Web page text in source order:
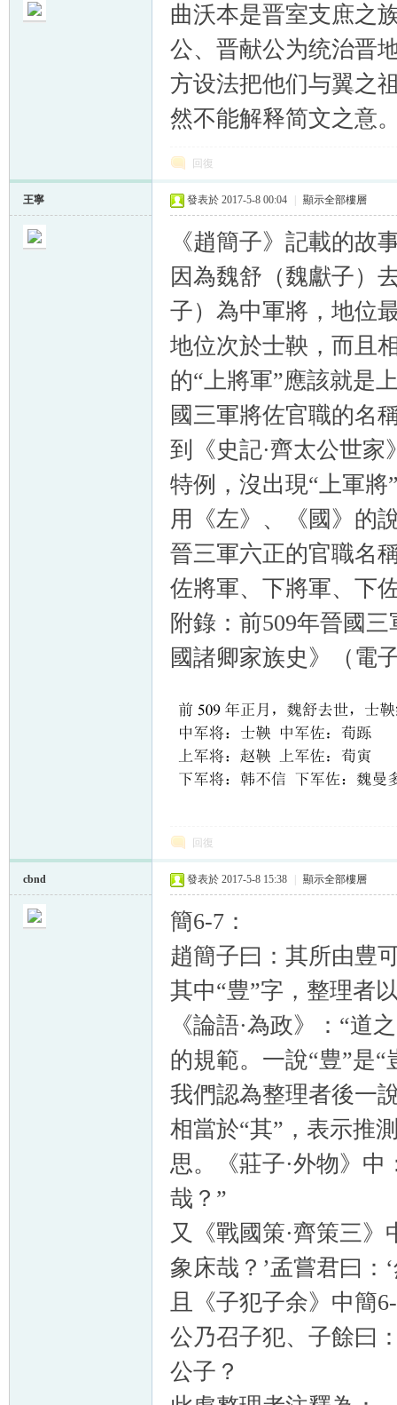
曲沃本是晋室支庶之
公、晋献公为统治晋
方设法把他们与翼之
然不能解释简文之意
回復
王寧 發表於 2017-5-8 00:04 顯示全部樓層
《趙簡子》記載的故
因為魏舒（魏獻子）
子）為中軍將，地位
地位次於士鞅，而且
的“上將軍”應該就是
國三軍將佐官職的名
到《史記·齊太公世
特例，沒出現“上軍
用《左》、《國》的
晉三軍六正的官職名
佐將軍、下將軍、下
附錄：前509年晉國
國諸卿家族史》（電
回復
cbnd 發表於 2017-5-8 15:38 顯示全部樓層
簡6-7：
趙簡子曰：其所由豊
其中“豊”字，整理者
《論語·為政》：“道
的規範。一說“豊”是“
我們認為整理者後一
相當於“其”，表示推
思。《莊子·外物》
哉？”
又《戰國策·齊策三
象床哉？’孟嘗君曰：
且《子犯子余》中簡
公乃召子犯、子餘曰
公子？